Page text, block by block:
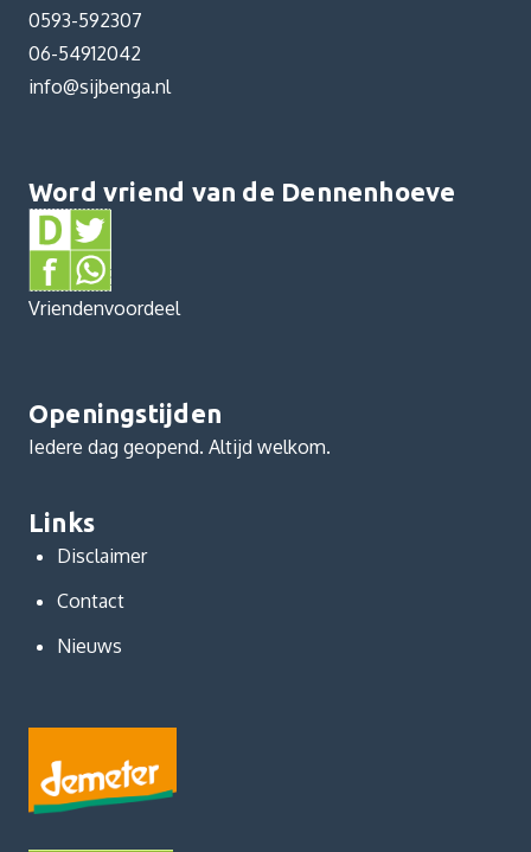
0593-592307
06-54912042
info@sijbenga.nl
Word vriend van de Dennenhoeve
Vriendenvoordeel
Openingstijden
Iedere dag geopend. Altijd welkom.
Links
Disclaimer
Contact
Nieuws